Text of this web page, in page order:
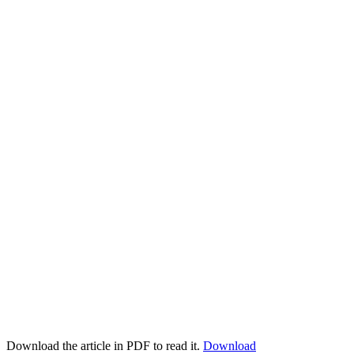
Download the article in PDF to read it. Download